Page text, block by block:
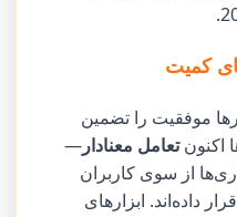
کمیت
موفقیت را تضمین
اکنونتعامل معنادار—
از سوی کاربران
داده‌اند. ابزارهای